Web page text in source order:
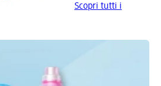
Scopri tutti i